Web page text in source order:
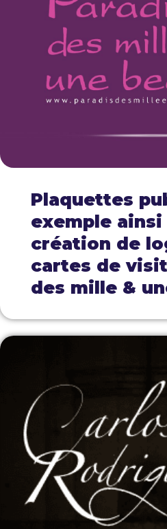
Plaquettes
exemple ainsi
création de
cartes de
des mille &